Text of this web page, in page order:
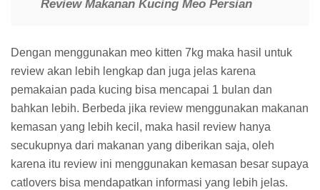
Review Makanan Kucing Meo Persian
Dengan menggunakan meo kitten 7kg maka hasil untuk
review akan lebih lengkap dan juga jelas karena
pemakaian pada kucing bisa mencapai 1 bulan dan
bahkan lebih. Berbeda jika review menggunakan makanan
kemasan yang lebih kecil, maka hasil review hanya
secukupnya dari makanan yang diberikan saja, oleh
karena itu review ini menggunakan kemasan besar supaya
catlovers bisa mendapatkan informasi yang lebih jelas.